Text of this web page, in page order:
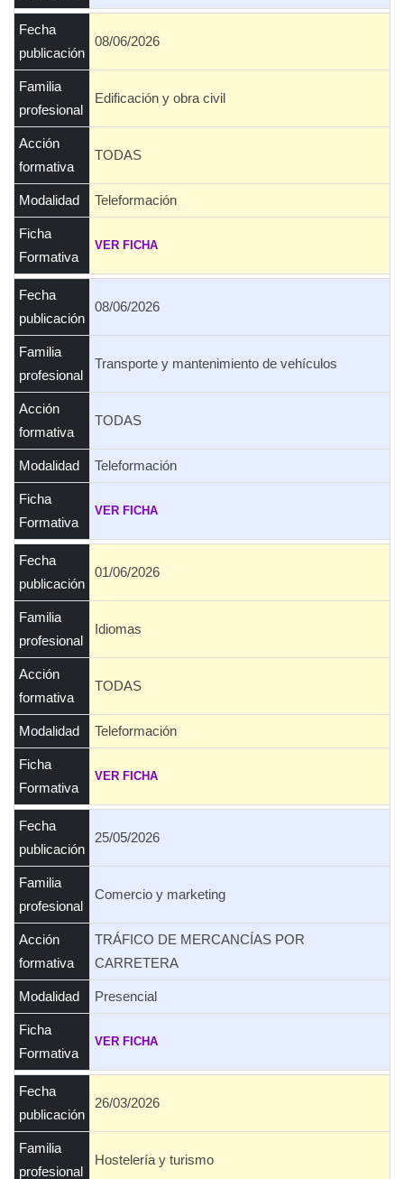
Fecha
publicación
08/06/2026
Familia
profesional
Edificación y obra civil
Acción
formativa
TODAS
Modalidad Teleformación
Ficha
Formativa
VER FICHA
Fecha
publicación
08/06/2026
Familia
profesional
Transporte y mantenimiento de vehículos
Acción
formativa
TODAS
Modalidad Teleformación
Ficha
Formativa
VER FICHA
Fecha
publicación
01/06/2026
Familia
profesional
Idiomas
Acción
formativa
TODAS
Modalidad Teleformación
Ficha
Formativa
VER FICHA
Fecha
publicación
25/05/2026
Familia
profesional
Comercio y marketing
Acción
formativa
TRÁFICO DE MERCANCÍAS POR
CARRETERA
Modalidad Presencial
Ficha
Formativa
VER FICHA
Fecha
publicación
26/03/2026
Familia
profesional
Hostelería y turismo